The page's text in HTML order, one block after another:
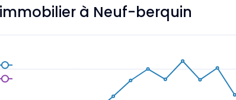
à Neuf-berquin